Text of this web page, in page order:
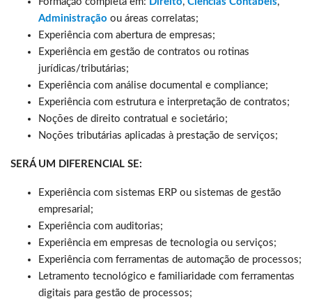
Administração ou áreas correlatas;
Experiência com abertura de empresas;
Experiência em gestão de contratos ou rotinas
jurídicas/tributárias;
Experiência com análise documental e compliance;
Experiência com estrutura e interpretação de contratos;
Noções de direito contratual e societário;
Noções tributárias aplicadas à prestação de serviços;
SERÁ UM DIFERENCIAL SE:
Experiência com sistemas ERP ou sistemas de gestão
empresarial;
Experiência com auditorias;
Experiência em empresas de tecnologia ou serviços;
Experiência com ferramentas de automação de processos;
Letramento tecnológico e familiaridade com ferramentas
digitais para gestão de processos;